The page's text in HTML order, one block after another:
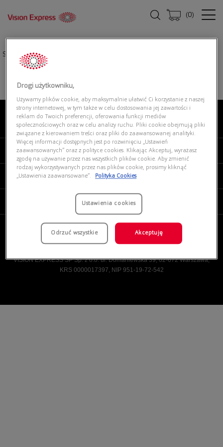
(0)
Strona główna|
O NAS
MOJE VISION EXPRESS
PRODUKTY I USŁUGI
VISION EXPRESS SP Sp. z o.o. ul. Domaniewska 39, 02-672 Warszawa,
KRS 0000017397, NIP 951-19-72-542
Drogi użytkowniku,
Używamy plików cookie, aby maksymalnie ułatwić Ci korzystanie z naszej
strony internetowej, w tym także w celu dostosowania jej zawartości i
reklam do Twoich preferencji, oferowania funkcji mediów
społecznościowych oraz w celu analizy ruchu. Pliki cookie obejmują pliki
związane z kierowaniem treści oraz pliki do zaawansowanej analityki.
Więcej informacji dostępnych jest po rozwinięciu „Ustawień
zaawansowanych” oraz z polityce cookies. Klikając Akceptuj, wyrażasz
zgodę na używanie przez nas wszystkich plików cookie. Aby zmienić
rodzaj wykorzystywanych przez nas plików cookie, prosimy kliknąć
„Ustawienia zaawansowane”.
Polityka Cookies
Ustawienia cookies
Odrzuć wszystkie Akceptuję